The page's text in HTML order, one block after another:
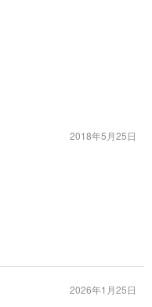
2018年5月25日
2026年1月25日